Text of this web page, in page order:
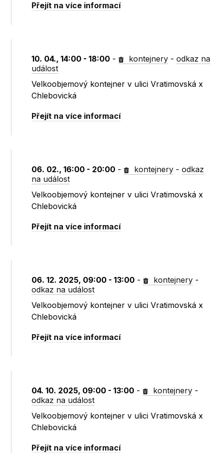
Přejít na více informací
10. 04., 14:00 - 18:00 - kontejnery -odkaz na
událost
Velkoobjemový kontejner v ulici Vratimovská x
Chlebovická
Přejít na více informací
06. 02., 16:00 - 20:00 - kontejnery -odkaz
na událost
Velkoobjemový kontejner v ulici Vratimovská x
Chlebovická
Přejít na více informací
06. 12. 2025, 09:00 - 13:00 - kontejnery -
odkaz na událost
Velkoobjemový kontejner v ulici Vratimovská x
Chlebovická
Přejít na více informací
04. 10. 2025, 09:00 - 13:00 - kontejnery -
odkaz na událost
Velkoobjemový kontejner v ulici Vratimovská x
Chlebovická
Přejít na více informací